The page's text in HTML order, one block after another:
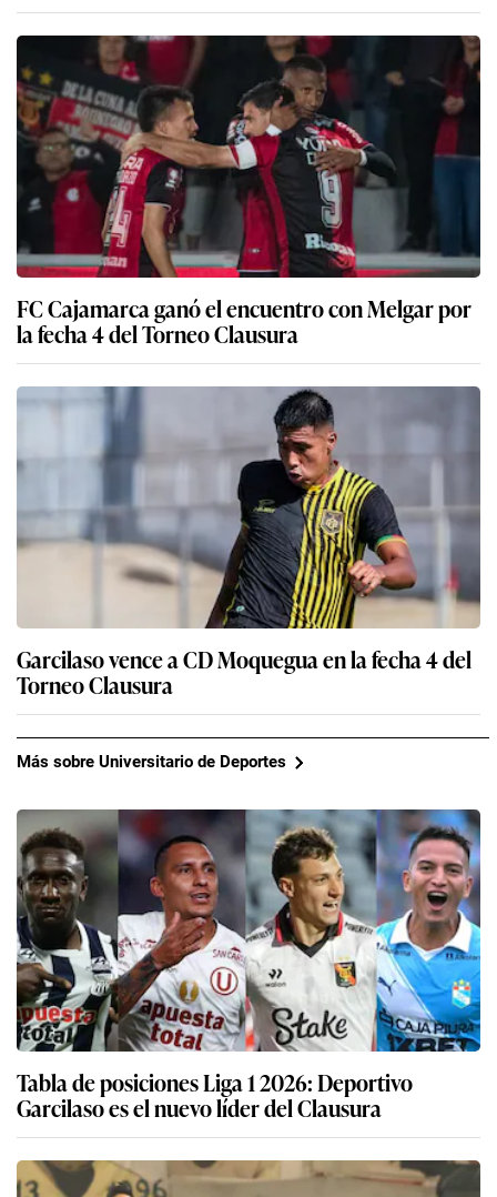
FC Cajamarca ganó el encuentro con Melgar por
la fecha 4 del Torneo Clausura
Garcilaso vence a CD Moquegua en la fecha 4 del
Torneo Clausura
Más sobre Universitario de Deportes
Tabla de posiciones Liga 1 2026: Deportivo
Garcilaso es el nuevo líder del Clausura